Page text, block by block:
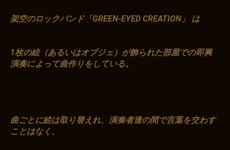
架空のロックバンド「GREEN-EYED CREATION」 は
1枚の絵（あるいはオブジェ）が飾られた部屋での即興
演奏によって曲作りをしている。
曲ごとに絵は取り替えれ、演奏者達の間で言葉を交わす
ことはなく、